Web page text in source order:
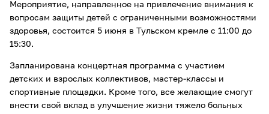
Мероприятие, направленное на привлечение внимания к
вопросам защиты детей с ограниченными возможностями
здоровья, состоится 5 июня в Тульском кремле с 11:00 до
15:30.
Запланирована концертная программа с участием
детских и взрослых коллективов, мастер-классы и
спортивные площадки. Кроме того, все желающие смогут
внести свой вклад в улучшение жизни тяжело больных